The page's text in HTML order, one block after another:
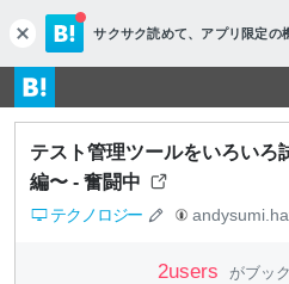
c
l
o
s
e
サクサク読めて、 アプリ限定の
テスト管理ツールをいろい
編〜 - 奮闘中
テクノロジー
2users がブッ